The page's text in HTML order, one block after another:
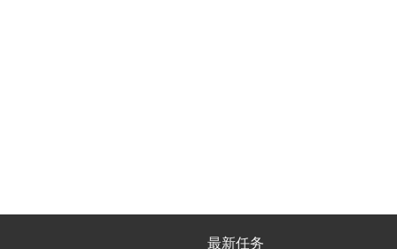
最新任务